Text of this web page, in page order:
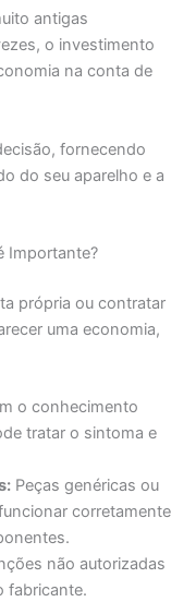
antigas
o investimento
na conta de
fornecendo
do seu aparelho e a
Importante?
própria ou contratar
uma economia,
o conhecimento
tratar o sintoma e
Peças genéricas ou
corretamente
não autorizadas
fabricante.